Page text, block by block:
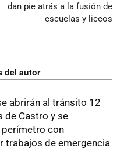
dan pie atrás a la fusión de
escuelas y liceos
del autor
abrirán al tránsito 12
de Castro y se
perímetro con
trabajos de emergencia